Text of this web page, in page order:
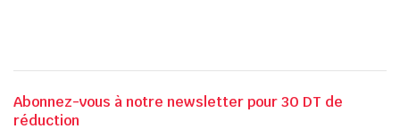
Abonnez-vous à notre newsletter pour 30 DT de
réduction